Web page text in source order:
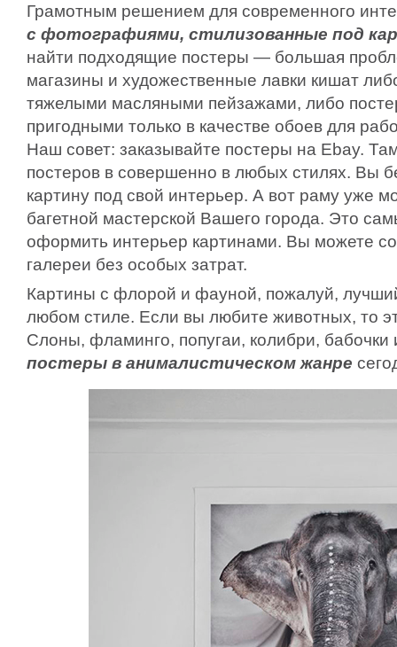
Грамотным решением для современного
с фотографиями, стилизованные под
найти подходящие постеры — большая
магазины и художественные лавки кишат
тяжелыми масляными пейзажами, либо
пригодными только в качестве обоев для
Наш совет: заказывайте постеры на Ebay.
постеров в совершенно в любых стилях. Вы
картину под свой интерьер. А вот раму уже
багетной мастерской Вашего города. Это
оформить интерьер картинами. Вы можете
галереи без особых затрат.
Картины с флорой и фауной, пожалуй,
любом стиле. Если вы любите животных, то
Слоны, фламинго, попугаи, колибри,
постеры в анималистическом жанре